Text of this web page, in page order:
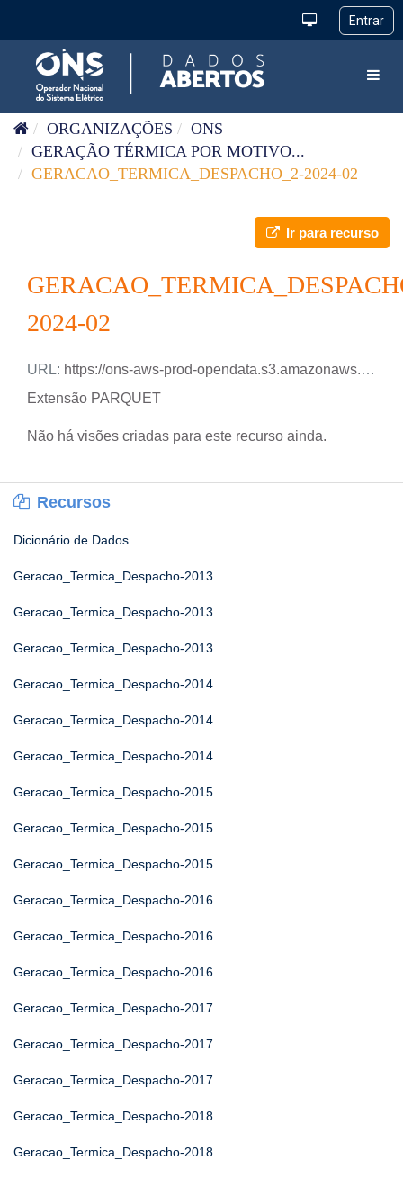
ORGANIZAÇÕES
ONS
GERAÇÃO TÉRMICA POR MOTIVO...
GERACAO_TERMICA_DESPACHO_2-2024-02
Ir para recurso
2024-02
URL: https://ons-aws-prod-opendata.s3.amazonaws.com/dataset/geracao_termica_despacho_2_ho/GERACAO_TERMICA_DESPACHO-2_2024_02.parquet
Extensão PARQUET
Não há visões criadas para este recurso ainda.
Recursos
Dicionário de Dados
Geracao_Termica_Despacho-2013
Geracao_Termica_Despacho-2013
Geracao_Termica_Despacho-2013
Geracao_Termica_Despacho-2014
Geracao_Termica_Despacho-2014
Geracao_Termica_Despacho-2014
Geracao_Termica_Despacho-2015
Geracao_Termica_Despacho-2015
Geracao_Termica_Despacho-2015
Geracao_Termica_Despacho-2016
Geracao_Termica_Despacho-2016
Geracao_Termica_Despacho-2016
Geracao_Termica_Despacho-2017
Geracao_Termica_Despacho-2017
Geracao_Termica_Despacho-2017
Geracao_Termica_Despacho-2018
Geracao_Termica_Despacho-2018